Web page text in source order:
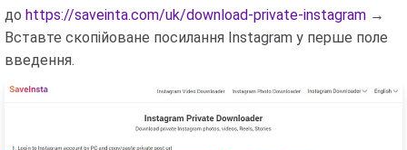
до https://saveinta.com/uk/download-private-instagram →
Вставте скопійоване посилання Instagram у перше поле
введення.